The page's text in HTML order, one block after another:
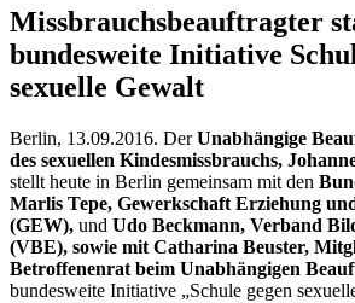
Missbrauchsbeauftragter
bundesweite Initiative
sexuelle Gewalt
Berlin, 13.09.2016. DerUnabhängige
des sexuellen Kindesmissbrauchs,
stellt heute in Berlin gemeinsam mit den
Marlis Tepe, Gewerkschaft Erziehung
(GEW), und Udo Beckmann, Verband
(VBE), sowie mit Catharina Beuster,
Betroffenenrat beim Unabhängigen
bundesweite Initiative „Schule gegen